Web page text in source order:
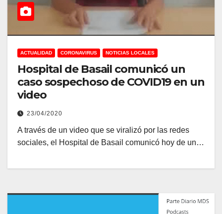
ACTUALIDAD CORONAVIRUS NOTICIAS LOCALES
Hospital de Basail comunicó un
caso sospechoso de COVID19 en un
video
23/04/2020
A través de un video que se viralizó por las redes
sociales, el Hospital de Basail comunicó hoy de un…